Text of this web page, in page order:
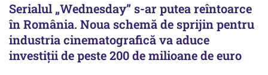
Serialul „Wednesday” s-ar putea reîntoarce
în România. Noua schemă de sprijin pentru
industria cinematografică va aduce
investiții de peste 200 de milioane de euro